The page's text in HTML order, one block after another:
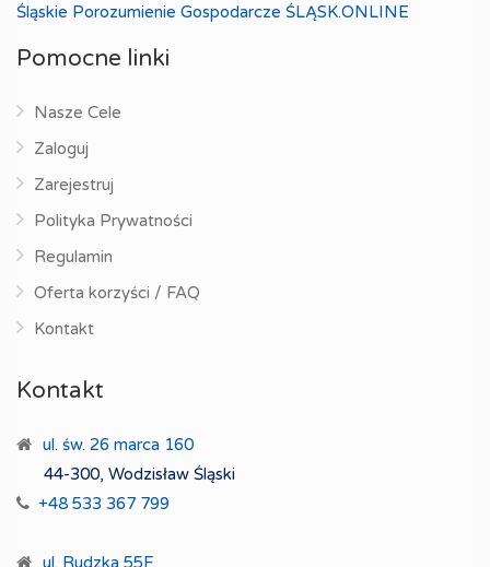
Śląskie Porozumienie Gospodarcze ŚLĄSK.ONLINE
Pomocne linki
Nasze Cele
Zaloguj
Zarejestruj
Polityka Prywatności
Regulamin
Oferta korzyści / FAQ
Kontakt
Kontakt
ul. św. 26 marca 160
44-300, Wodzisław Śląski
+48 533 367 799
ul. Rudzka 55F